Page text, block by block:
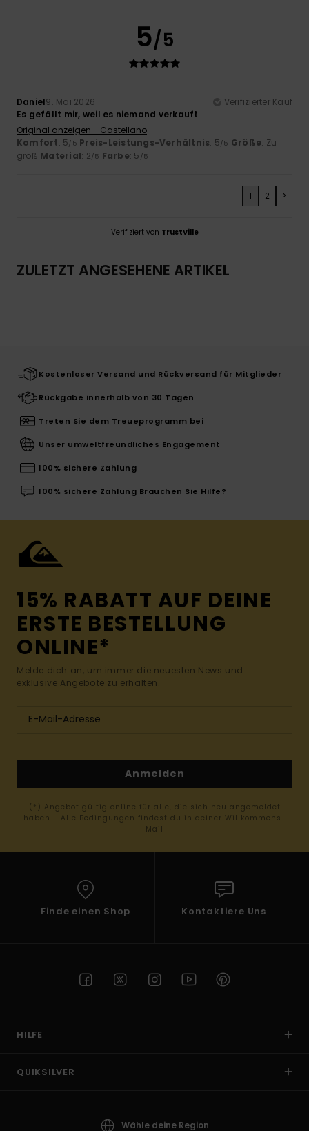
5/5
Daniel9. Mai 2026
Verifizierter Kauf
Es gefällt mir, weil es niemand verkauft
Original anzeigen - Castellano
Komfort: 5/5 Preis-Leistungs-Verhältnis: 5/5 Größe: Zu
groß Material: 2/5 Farbe: 5 /5
1 2 >
Verifiziert von TrustVille
ZULETZT ANGESEHENE ARTIKEL
Kostenloser Versand und Rückversand für Mitglieder
Rückgabe innerhalb von 30 Tagen
Treten Sie dem Treueprogramm bei
Unser umweltfreundliches Engagement
100% sichere Zahlung
100% sichere Zahlung Brauchen Sie Hilfe?
15% RABATT AUF DEINE
ERSTE BESTELLUNG
ONLINE*
Melde dich an, um immer die neuesten News und
exklusive Angebote zu erhalten.
Anmelden
(*) Angebot gültig online für alle, die sich neu angemeldet
haben - Alle Bedingungen findest du in deiner Willkommens-
Mail
Finde einen Shop Kontaktiere Uns
HILFE
QUIKSILVER
Wähle deine Region